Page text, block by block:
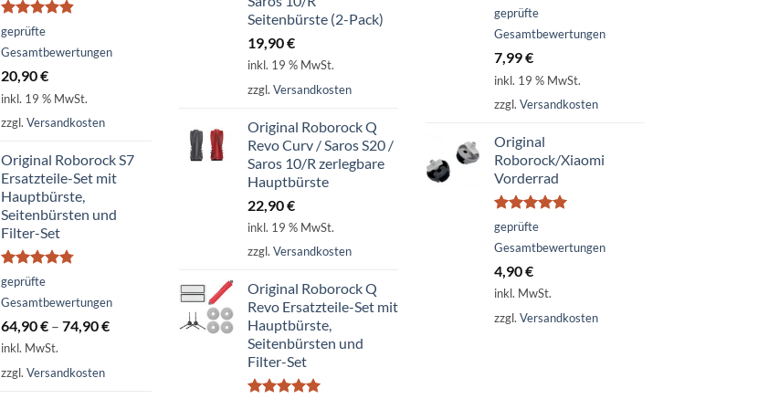
Bewertet
von 5
geprüfte
Gesamtbewertungen
20,90€
inkl. 19 % MwSt.
zzgl. Versandkosten
Original Roborock S7
Ersatzteile-Set mit
Hauptbürste,
Seitenbürsten und
Filter-Set
Bewertet
von 5
geprüfte
Gesamtbewertungen
64,90€ – 74,90€
inkl. MwSt.
zzgl. Versandkosten
Seitenbürste (2-Pack)
19,90€
inkl. 19 % MwSt.
zzgl. Versandkosten
Original Roborock Q
Revo Curv / Saros S20 /
Saros 10/R zerlegbare
Hauptbürste
22,90€
inkl. 19 % MwSt.
zzgl. Versandkosten
Original Roborock Q
Revo Ersatzteile-Set mit
Hauptbürste,
Seitenbürsten und
Filter-Set
Bewertet
von 5
geprüfte
Gesamtbewertungen
7,99€
inkl. 19 % MwSt.
zzgl. Versandkosten
Original
Roborock/Xiaomi
Vorderrad
Bewertet
von 5
geprüfte
Gesamtbewertungen
4,90€
inkl. MwSt.
zzgl. Versandkosten